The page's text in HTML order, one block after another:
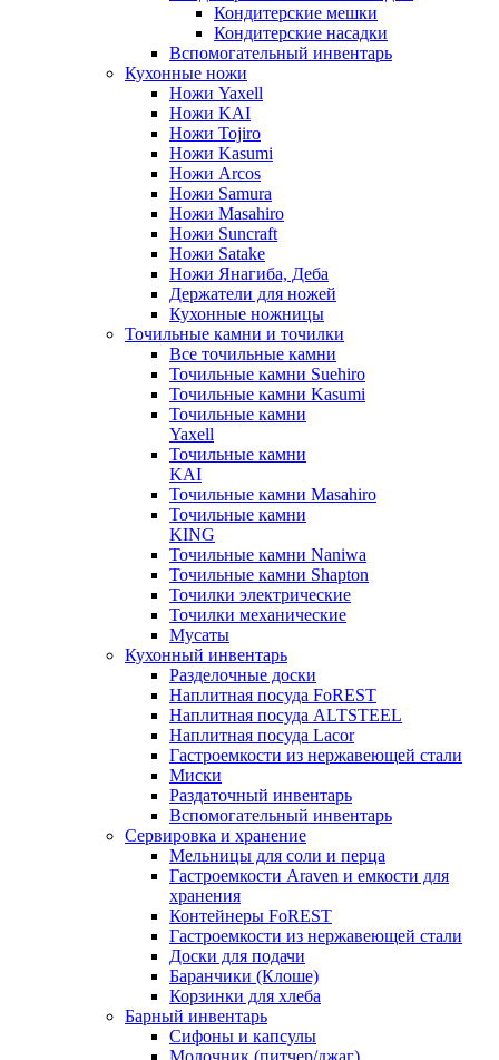
Кондитерские мешки
Кондитерские насадки
Вспомогательный инвентарь
Кухонные ножи
Ножи Yaxell
Ножи KAI
Ножи Tojiro
Ножи Kasumi
Ножи Arcos
Ножи Samura
Ножи Masahiro
Ножи Suncraft
Ножи Satake
Ножи Янагиба, Деба
Держатели для ножей
Кухонные ножницы
Точильные камни и точилки
Все точильные камни
Точильные камни Suehiro
Точильные камни Kasumi
Точильные камни
Yaxell
Точильные камни
KAI
Точильные камни Masahiro
Точильные камни
KING
Точильные камни Naniwa
Точильные камни Shapton
Точилки электрические
Точилки механические
Мусаты
Кухонный инвентарь
Разделочные доски
Наплитная посуда FoREST
Наплитная посуда ALTSTEEL
Наплитная посуда Lacor
Гастроемкости из нержавеющей стали
Миски
Раздаточный инвентарь
Вспомогательный инвентарь
Сервировка и хранение
Мельницы для соли и перца
Гастроемкости Araven и емкости для
хранения
Контейнеры FoREST
Гастроемкости из нержавеющей стали
Доски для подачи
Баранчики (Клоше)
Корзинки для хлеба
Барный инвентарь
Сифоны и капсулы
Молочник (питчер/джаг)